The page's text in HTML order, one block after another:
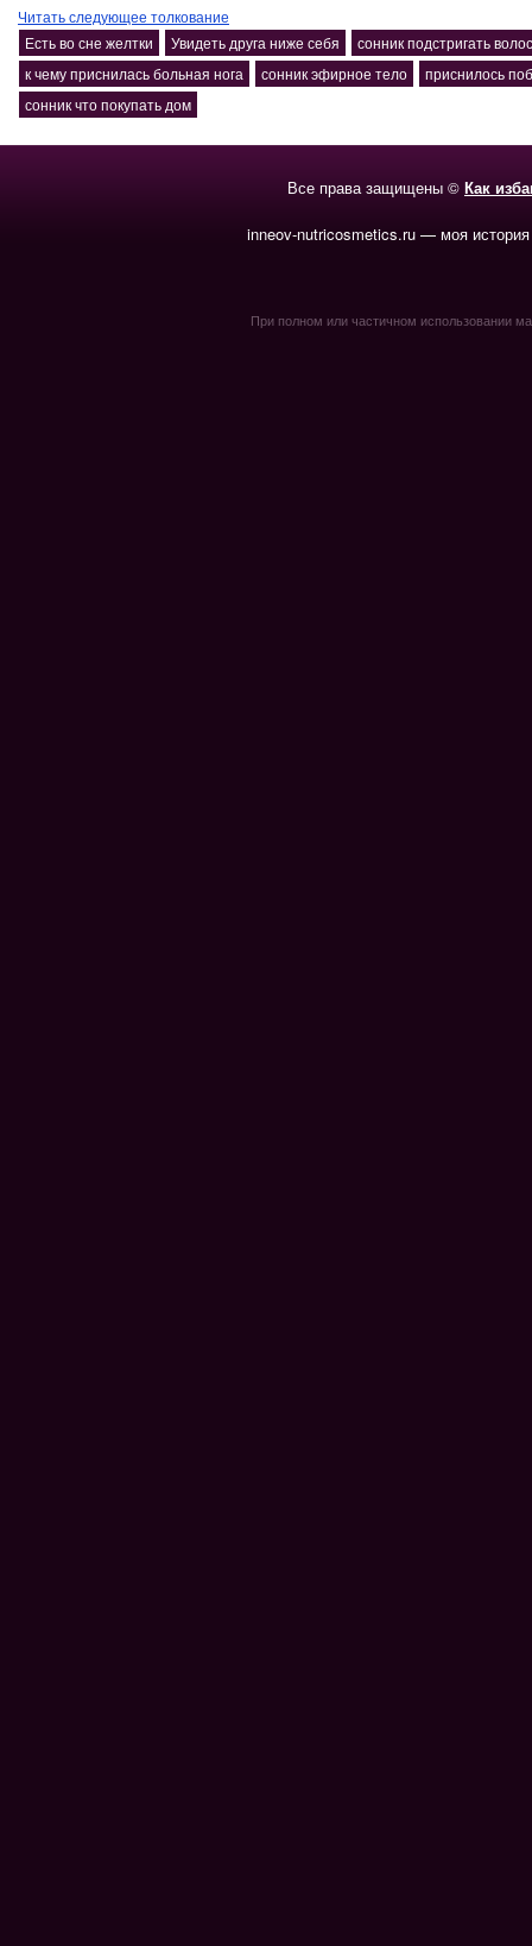
Читать следующее толкование
Есть во сне желтки
Увидеть друга ниже себя
сонник подстригать
к чему приснилась больная нога
сонник эфирное тело
приснилось
сонник что покупать дом
Все права защищены © Как
inneov-nutricosmetics.ru — моя
При полном или частичном использовании